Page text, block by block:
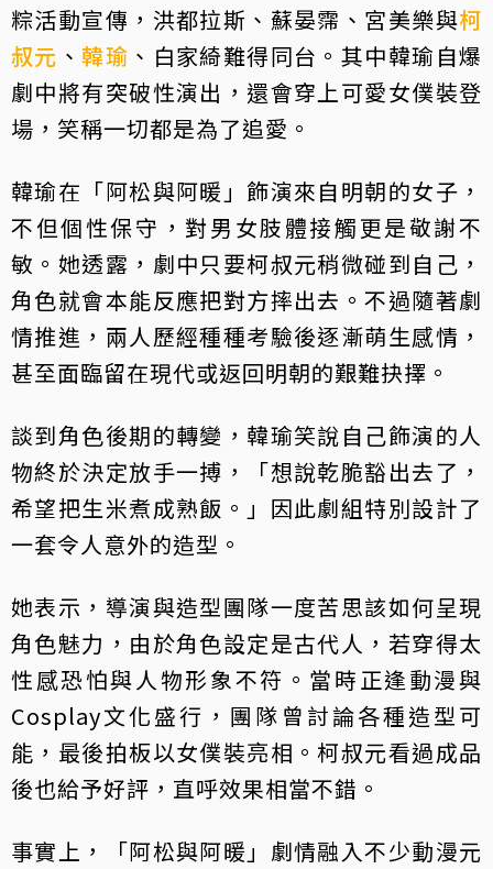
粽活動宣傳，洪都拉斯、蘇晏霈、宮美樂與柯
叔元 、韓瑜 、白家綺難得同台。其中韓瑜自爆
劇中將有突破性演出，還會穿上可愛女僕裝登
場，笑稱一切都是為了追愛。
韓瑜在「阿松與阿暖」飾演來自明朝的女子，
不但個性保守，對男女肢體接觸更是敬謝不
敏。她透露，劇中只要柯叔元稍微碰到自己，
角色就會本能反應把對方摔出去。不過隨著劇
情推進，兩人歷經種種考驗後逐漸萌生感情，
甚至面臨留在現代或返回明朝的艱難抉擇。
談到角色後期的轉變，韓瑜笑說自己飾演的人
物終於決定放手一搏，「想說乾脆豁出去了，
希望把生米煮成熟飯。」因此劇組特別設計了
一套令人意外的造型。
她表示，導演與造型團隊一度苦思該如何呈現
角色魅力，由於角色設定是古代人，若穿得太
性感恐怕與人物形象不符。當時正逢動漫與
Cosplay文化盛行，團隊曾討論各種造型可
能，最後拍板以女僕裝亮相。柯叔元看過成品
後也給予好評，直呼效果相當不錯。
事實上，「阿松與阿暖」劇情融入不少動漫元